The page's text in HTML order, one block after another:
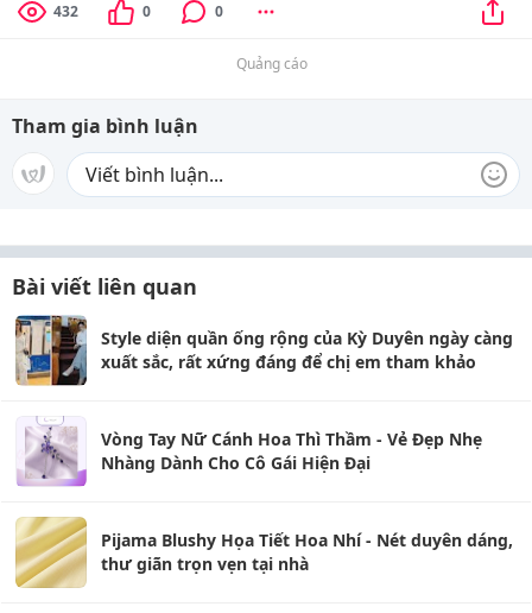
432 0 0
Quảng cáo
Tham gia bình luận
Bài viết liên quan
Style diện quần ống rộng của Kỳ Duyên ngày càng
xuất sắc, rất xứng đáng để chị em tham khảo
Vòng Tay Nữ Cánh Hoa Thì Thầm - Vẻ Đẹp Nhẹ
Nhàng Dành Cho Cô Gái Hiện Đại
Pijama Blushy Họa Tiết Hoa Nhí - Nét duyên dáng,
thư giãn trọn vẹn tại nhà